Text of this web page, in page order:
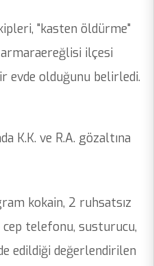
"kasten öldürme"
ilçesi
evde olduğunu belirledi.
K.K. ve R.A. gözaltına
kokain, 2 ruhsatsız
telefonu, susturucu,
edildiği değerlendirilen